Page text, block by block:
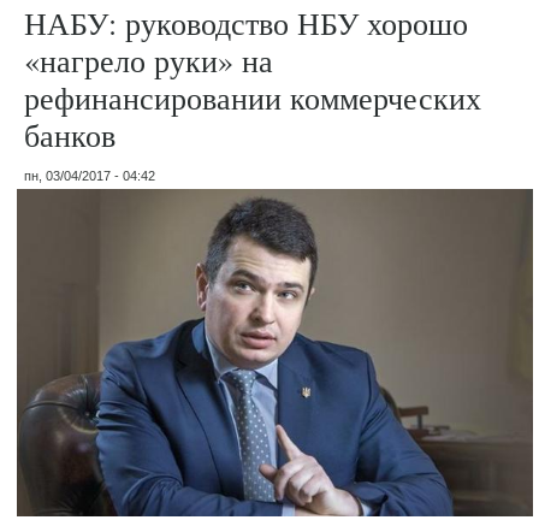
НАБУ: руководство НБУ хорошо
«нагрело руки» на
рефинансировании коммерческих
банков
пн, 03/04/2017 - 04:42